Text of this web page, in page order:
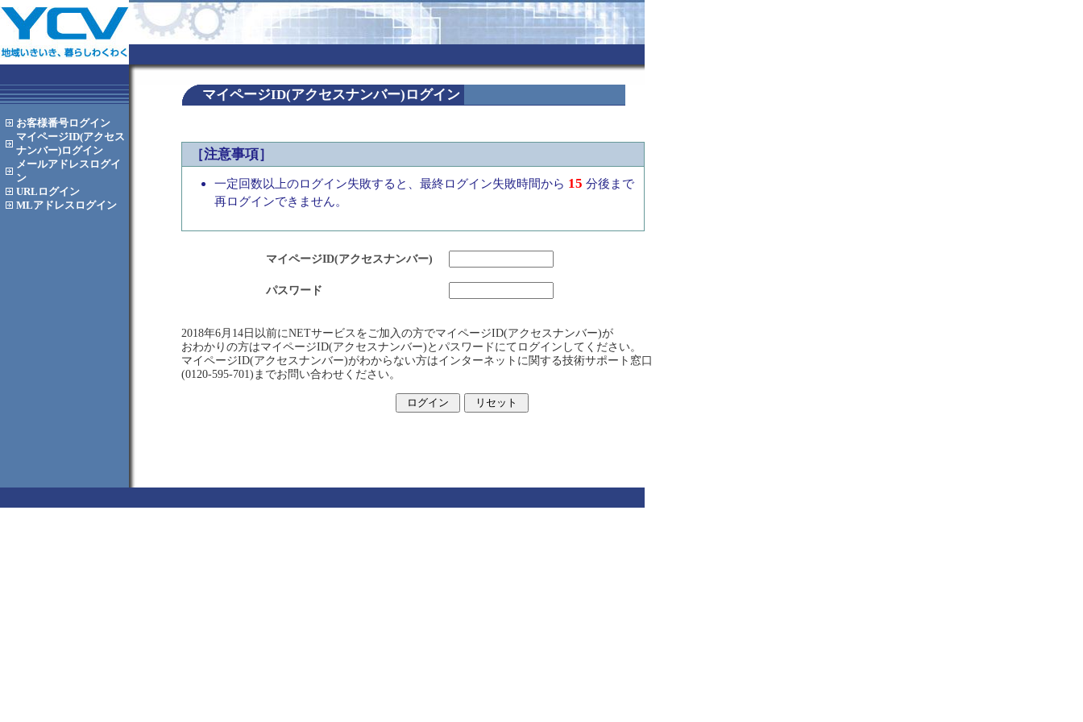
お客様番号ログイン
マイページID(アクセス
ナンバー)ログイン
メールアドレス ログイ
ン
URL ログイン
MLアドレス ログイン
マイページID(アクセスナンバー)ログイン
［注意事項］
一定回数以上のログイン失敗すると、最終ログイン失敗時間から 15 分後まで
再ログインできません。
マイページID(アクセスナンバー)
パスワード
2018年6月14日以前にNETサービスをご加入の方でマイページID(アクセスナンバー)が
おわかりの方はマイページID(アクセスナンバー)とパスワードにてログインしてください。
マイページID(アクセスナンバー)がわからない方はインターネットに関する技術サポート窓口
(0120-595-701)までお問い合わせください。